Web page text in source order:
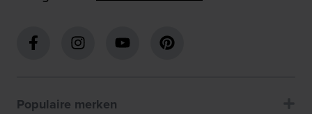
Populaire merken